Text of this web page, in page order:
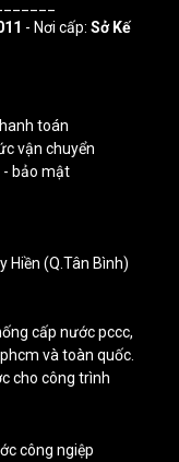
- Nơi cấp: Sở Kế
toán
vận chuyển
- bảo mật
Hiền (Q.Tân Bình)
cấp nước pccc,
và toàn quốc.
cho công trình